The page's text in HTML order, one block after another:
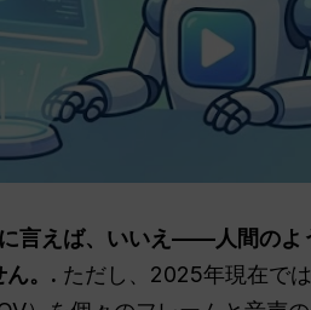
言えば、いいえ——人間の
ん。. ただし、2025年現在で